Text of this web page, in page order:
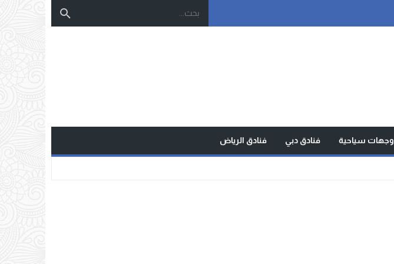
وجهات سياحية فنادق دبي فنادق الرياض